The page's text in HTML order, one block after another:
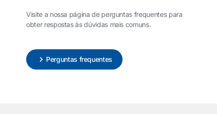
Visite a nossa página de perguntas frequentes para
obter respostas às dúvidas mais comuns.
Perguntas frequentes